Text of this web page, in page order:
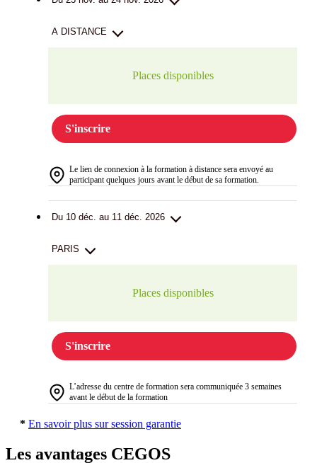
A DISTANCE
Places disponibles
S'inscrire
Le lien de connexion à la formation à distance sera envoyé au
participant quelques jours avant le début de sa formation.
Du 10 déc. au 11 déc. 2026
PARIS
Places disponibles
S'inscrire
L’adresse du centre de formation sera communiquée 3 semaines
avant le début de la formation
* En savoir plus sur session garantie
Les avantages CEGOS